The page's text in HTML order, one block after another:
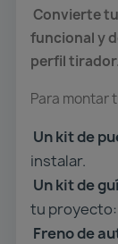
Convierte
funcional y
perfil tirador.
Para montar
Un kit de
instalar.
Un kit de
tu proyecto:
Freno de